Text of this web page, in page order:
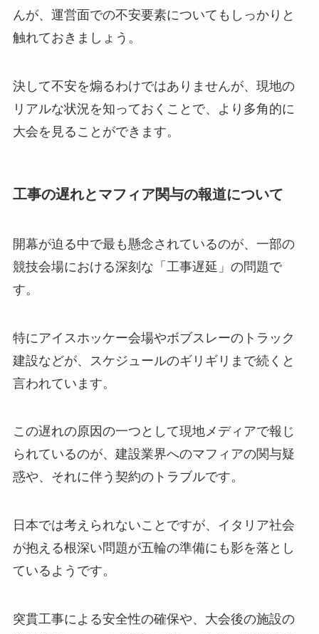
んが、運営面での不安要素についてもしっかりと
触れておきましょう。
決して不安を煽るわけではありませんが、現地の
リアルな状況を知っておくことで、より多角的に
大会を見ることができます。
工事の遅れとマフィア関与の報道について
開幕が迫る中で最も懸念されているのが、一部の
競技会場における深刻な「工事遅延」の問題で
す。
特にアイスホッケー会場やボブスレーのトラック
建設などが、スケジュールのギリギリまで続くと
言われています。
この遅れの原因の一つとして現地メディアで報じ
られているのが、建設業界へのマフィアの関与疑
惑や、それに伴う契約のトラブルです。
日本では考えられないことですが、イタリア社会
が抱える根深い問題が五輪の準備にも影を落とし
ているようです。
突貫工事による安全性の確保や、大会後の施設の